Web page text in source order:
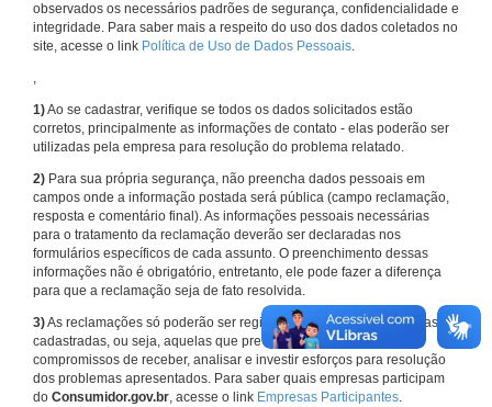
observados os necessários padrões de segurança, confidencialidade e
integridade. Para saber mais a respeito do uso dos dados coletados no
site, acesse o link Política de Uso de Dados Pessoais.
,
1)Ao se cadastrar, verifique se todos os dados solicitados estão
corretos, principalmente as informações de contato - elas poderão ser
utilizadas pela empresa para resolução do problema relatado.
2) Para sua própria segurança, não preencha dados pessoais em
campos onde a informação postada será pública (campo reclamação,
resposta e comentário final). As informações pessoais necessárias
para o tratamento da reclamação deverão ser declaradas nos
formulários específicos de cada assunto. O preenchimento dessas
informações não é obrigatório, entretanto, ele pode fazer a diferença
para que a reclamação seja de fato resolvida.
3)As reclamações só poderão ser registradas em face de empresas
cadastradas, ou seja, aquelas que previamente assumiram
compromissos de receber, analisar e investir esforços para resolução
dos problemas apresentados. Para saber quais empresas participam
do Consumidor.gov.br, acesse o link Empresas Participantes.